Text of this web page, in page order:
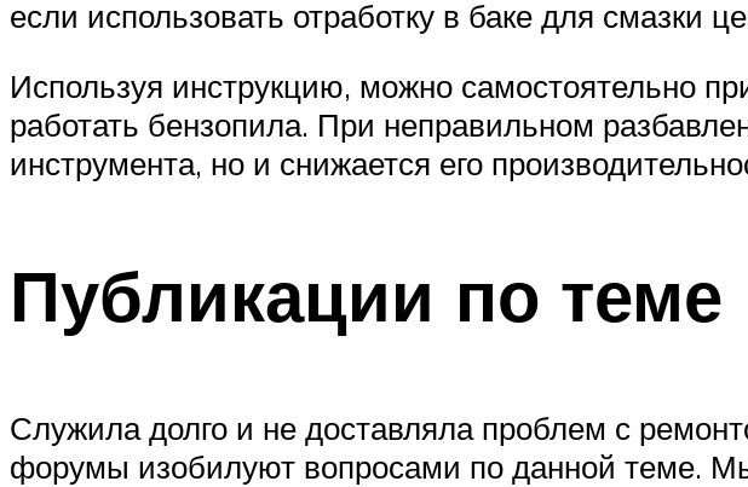
если использовать отработку в баке для смазки
Используя инструкцию, можно самостоятельно
работать бензопила. При неправильном
инструмента, но и снижается его
Публикации по теме
Служила долго и не доставляла проблем с
форумы изобилуют вопросами по данной теме.